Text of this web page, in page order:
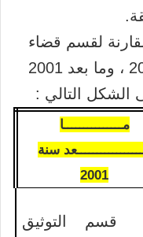
لقسم قضاء
قبل سنة 2001 ، وما بعد 2001
الشكل التالي :
مـــــــــــــــا
سنة
2001
قسم التوثيق